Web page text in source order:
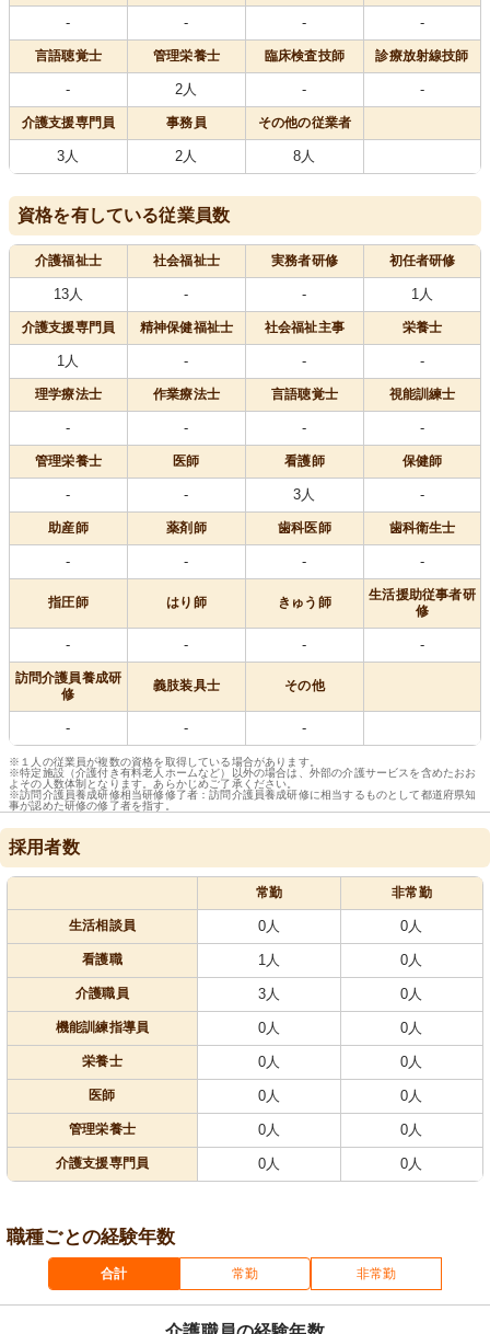
- - - -
言語聴覚士 管理栄養士 臨床検査技師 診療放射線技師
- 2人 - -
介護支援専門員 事務員 その他の従業者
3人 2人 8人
資格を有している従業員数
介護福祉士 社会福祉士 実務者研修 初任者研修
13人 - - 1人
介護支援専門員 精神保健福祉士 社会福祉主事 栄養士
1人 - - -
理学療法士 作業療法士 言語聴覚士 視能訓練士
- - - -
管理栄養士 医師 看護師 保健師
- - 3人 -
助産師 薬剤師 歯科医師 歯科衛生士
- - - -
指圧師 はり師 きゅう師
生活援助従事者研
修
- - - -
訪問介護員養成研
修
義肢装具士 その他
- - -
※１人の従業員が複数の資格を取得している場合があります。
※特定施設（介護付き有料老人ホームなど）以外の場合は、外部の介護サービスを含めたおお
よその人数体制となります。あらかじめご了承ください。
※訪問介護員養成研修相当研修修了者：訪問介護員養成研修に相当するものとして都道府県知
事が認めた研修の修了者を指す。
採用者数
常勤 非常勤
生活相談員 0人 0人
看護職 1人 0人
介護職員 3人 0人
機能訓練指導員 0人 0人
栄養士 0人 0人
医師 0人 0人
管理栄養士 0人 0人
介護支援専門員 0人 0人
職種ごとの経験年数
合計 常勤 非常勤